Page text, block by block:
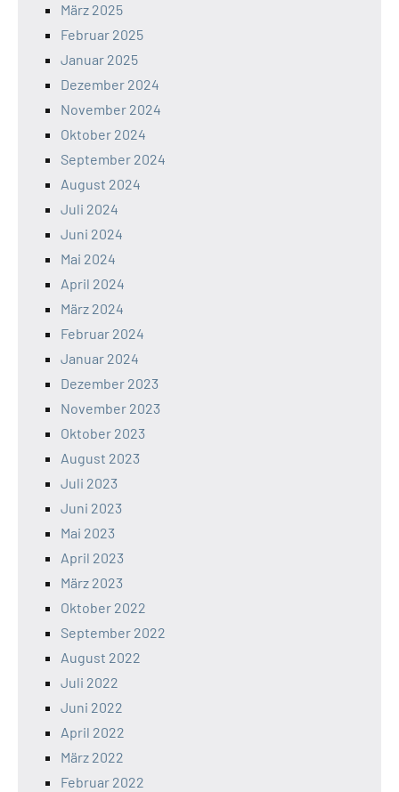
März 2025
Februar 2025
Januar 2025
Dezember 2024
November 2024
Oktober 2024
September 2024
August 2024
Juli 2024
Juni 2024
Mai 2024
April 2024
März 2024
Februar 2024
Januar 2024
Dezember 2023
November 2023
Oktober 2023
August 2023
Juli 2023
Juni 2023
Mai 2023
April 2023
März 2023
Oktober 2022
September 2022
August 2022
Juli 2022
Juni 2022
April 2022
März 2022
Februar 2022